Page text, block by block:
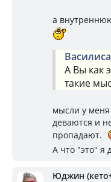
а
Василиса
А Вы как
такие
мысли у меня
деваются и
пропадают.
А что "это" я
Юджин